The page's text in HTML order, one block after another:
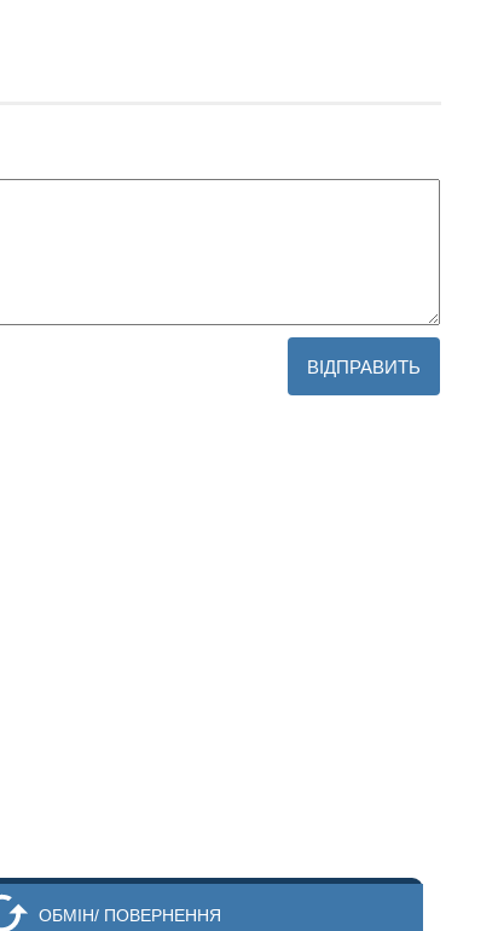
ВІДПРАВИТЬ
ОБМІН/ ПОВЕРНЕННЯ